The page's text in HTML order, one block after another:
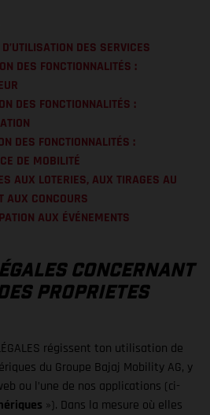
DES SERVICES
DES FONCTIONNALITÉS :
DES FONCTIONNALITÉS :
DES FONCTIONNALITÉS :
DE MOBILITÉ
AUX LOTERIES, AUX TIRAGES AU
AUX CONCOURS
AUX ÉVÉNEMENTS
CONCERNANT
PROPRIETES
régissent ton utilisation de
du Groupe Bajaj Mobility AG, y
ou l’une de nos applications (ci-
»). Dans la mesure où elles